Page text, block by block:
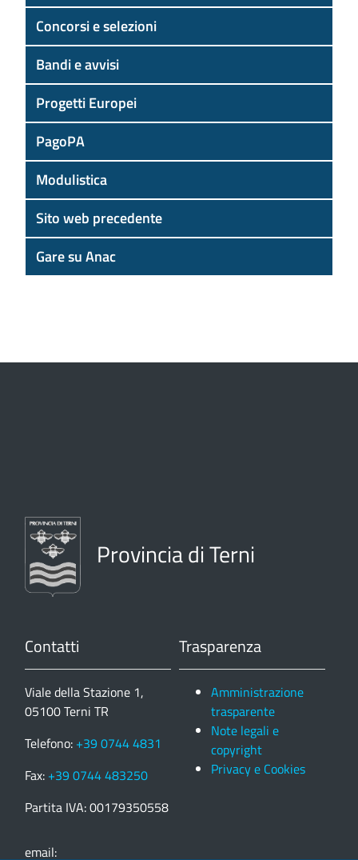
Concorsi e selezioni
Bandi e avvisi
Progetti Europei
PagoPA
Modulistica
Sito web precedente
Gare su Anac
Provincia di Terni
Contatti
Viale della Stazione 1,
05100 Terni TR
Telefono: +39 0744 4831
Fax: +39 0744 483250
Partita IVA: 00179350558
email:
Trasparenza
Amministrazione
trasparente
Note legali e
copyright
Privacy e Cookies